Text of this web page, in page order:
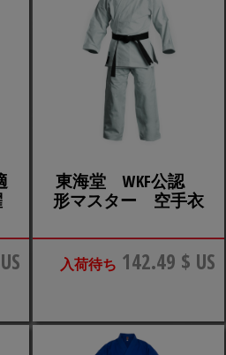
東海堂 WKF公認
形マスター 空手衣
入荷待ち 142.49 $ US